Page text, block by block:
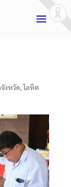
งหวัด,โลหิต